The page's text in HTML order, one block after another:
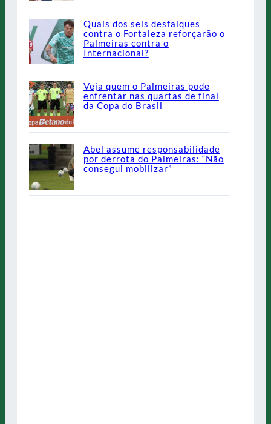
Quais dos seis desfalques
contra o Fortaleza reforçarão o
Palmeiras contra o
Internacional?
Veja quem o Palmeiras pode
enfrentar nas quartas de final
da Copa do Brasil
Abel assume responsabilidade
por derrota do Palmeiras: “Não
consegui mobilizar”